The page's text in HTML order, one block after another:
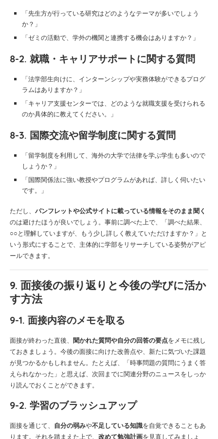
「先生方が行っている研究はどのようなテーマが多いでしょう
か？」
「ゼミの活動で、学外の機関と連携する機会はありますか？」
8-2. 就職・キャリアサポートに関する質問
「法学部生向けに、インターンシップや実務体験ができるプログ
ラムはありますか？」
「キャリア支援センターでは、どのような就職支援を受けられる
のか具体的に教えてください。」
8-3. 国際交流や留学制度に関する質問
「留学制度を利用して、海外の大学で法律を学ぶ学生も多いので
しょうか？」
「国際関係法に強い教授やプログラムがあれば、詳しく伺いたい
です。」
ただし、 パンフレットや公式サイトに載っている情報をそのまま聞く
のは避けたほうが良いでしょう。事前に調べた上で、「調べた結果、
○○と理解していますが、もう少し詳しく教えていただけますか？」と
いう形式にすることで、主体的に学部をリサーチしている姿勢がアピ
ールできます。
9. 面接後の振り返りと今後の学びに活か
す方法
9-1. 面接内容のメモを取る
面接が終わった直後、 聞かれた質問や自分の回答の要点をメモに残し
ておきましょう。今後の面接に向けた改善点や、新たに気づいた課題
が見つかるかもしれません。たとえば、「時事問題の質問にうまく答
えられなかった」と思えば、次回までに関連分野のニュースをしっか
り読んでおくことができます。
9-2. 学習のブラッシュアップ
面接を通じて、 自分の弱みや不足している知識を自覚できることもあ
ります。それを踏まえた上で、 改めて勉強計画を見直してみましょ